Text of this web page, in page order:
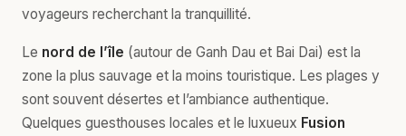
voyageurs recherchant la tranquillité.
Le nord de l’île (autour de Ganh Dau et Bai Dai) est la
zone la plus sauvage et la moins touristique. Les plages y
sont souvent désertes et l’ambiance authentique.
Quelques guesthouses locales et le luxueux Fusion